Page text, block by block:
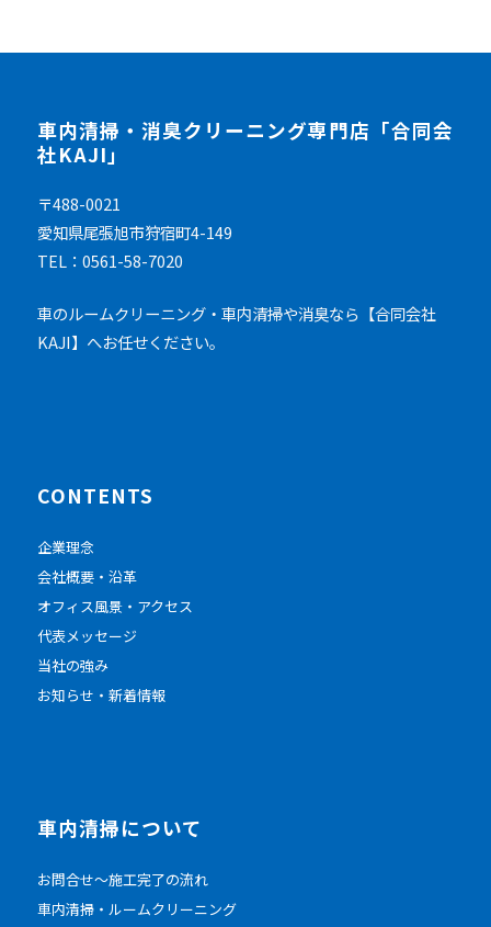
車内清掃・消臭クリーニング専門店「合同会
社KAJI」
〒488-0021
愛知県尾張旭市狩宿町4-149
TEL：0561-58-7020
車のルームクリーニング・車内清掃や消臭なら【合同会社
KAJI】へお任せください。
CONTENTS
企業理念
会社概要・沿革
オフィス風景・アクセス
代表メッセージ
当社の強み
お知らせ・新着情報
車内清掃について
お問合せ～施工完了の流れ
車内清掃・ルームクリーニング